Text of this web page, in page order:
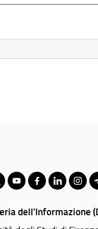
dell'Informazione